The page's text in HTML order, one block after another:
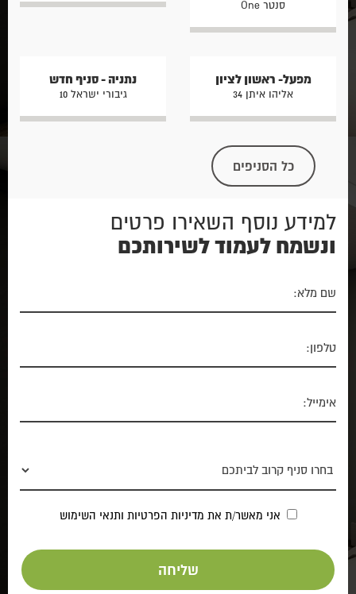
סנטר One
מפעל- ראשון לציון
אליהו איתן 34
נתניה - סניף חדש
גיבורי ישראל 10
כל הסניפים
למידע נוסף השאירו פרטים
ונשמח לעמוד לשירותכם
אני מאשר/ת את מדיניות הפרטיות ותנאי השימוש